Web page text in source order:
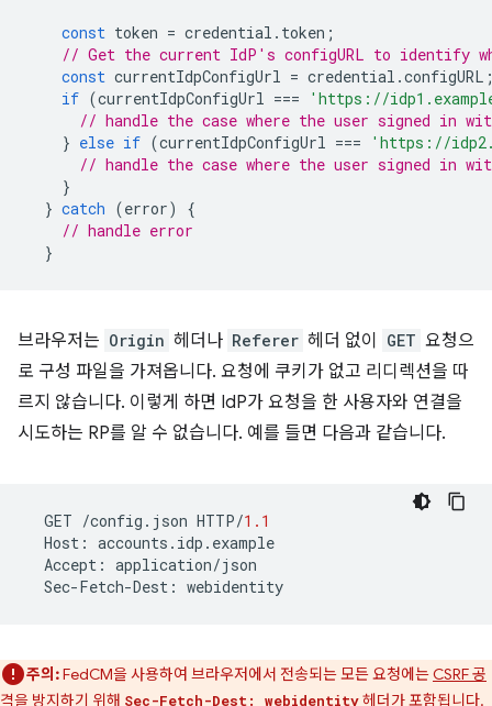
const token = credential . token ;
// Get the current IdP's configURL to identify
const currentIdpConfigUrl = credential .configURL
if (currentIdpConfigUrl ===
'https://
// handle the case where the user signed in
} else if (currentIdpConfigUrl ===
'https://
// handle the case where the user signed in
}
} catch (error)
{
// handle error
}
브라우저는 Origin 헤더나 Referer 헤더 없이 GET 요청으
로 구성 파일을 가져옵니다. 요청에 쿠키가 없고 리디렉션을 따
르지 않습니다. 이렇게 하면 IdP가 요청을 한 사용자와 연결을
시도하는 RP를 알 수 없습니다. 예를 들면 다음과 같습니다.
GET /config . json HTTP/1.1
Host : accounts . idp . example
Accept : application/json
Sec-Fetch-Dest : webidentity
주의:FedCM을 사용하여 브라우저에서 전송되는 모든 요청에는CSRF 공
격을 방지하기 위해 Sec-Fetch-Dest: webidentity헤더가 포함됩니다.